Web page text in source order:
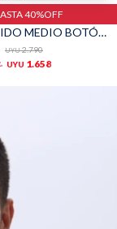
40%OFF
BUZO TEJIDO MEDIO BOTÓN - Gris
UYU 2.790
UYU 1.658